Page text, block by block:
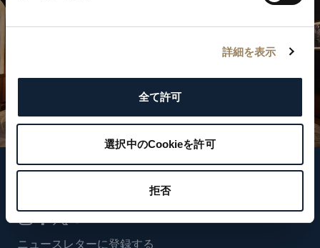
詳細を表示
全て許可
選択中のCookieを許可
拒否
ニュースレターに登録する